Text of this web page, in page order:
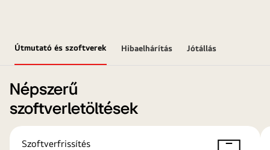
Útmutató és szoftverek Hibaelhárítás Jótállás
Népszerű
szoftverletöltések
Szoftverfrissítés